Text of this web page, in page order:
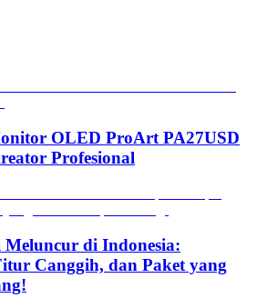
OLED ProArt PA27USD
Profesional
di Indonesia:
Canggih, dan Paket yang